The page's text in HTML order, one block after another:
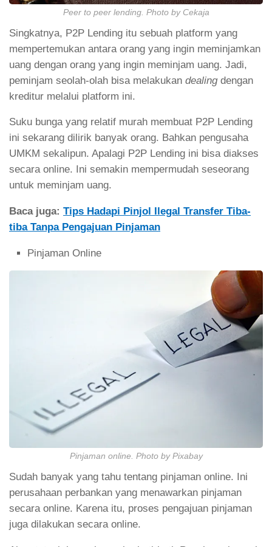
Peer to peer lending. Photo by Cekaja
Singkatnya, P2P Lending itu sebuah platform yang
mempertemukan antara orang yang ingin meminjamkan
uang dengan orang yang ingin meminjam uang. Jadi,
peminjam seolah-olah bisa melakukan dealing dengan
kreditur melalui platform ini.
Suku bunga yang relatif murah membuat P2P Lending
ini sekarang dilirik banyak orang. Bahkan pengusaha
UMKM sekalipun. Apalagi P2P Lending ini bisa diakses
secara online. Ini semakin mempermudah seseorang
untuk meminjam uang.
Baca juga: Tips Hadapi Pinjol Ilegal Transfer Tiba-
tiba Tanpa Pengajuan Pinjaman
Pinjaman Online
Pinjaman online. Photo by Pixabay
Sudah banyak yang tahu tentang pinjaman online. Ini
perusahaan perbankan yang menawarkan pinjaman
secara online. Karena itu, proses pengajuan pinjaman
juga dilakukan secara online.